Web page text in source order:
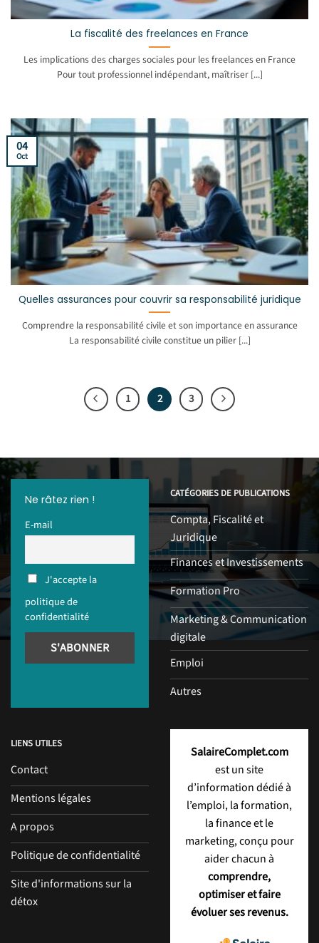
La fiscalité des freelances en France
Les implications des charges sociales pour les freelances en France
Pour tout professionnel indépendant, maîtriser [...]
Quelles assurances pour couvrir sa responsabilité juridique
Comprendre la responsabilité civile et son importance en assurance
La responsabilité civile constitue un pilier [...]
04
Oct
1 2 3
Ne râtez rien !
E-mail
J'accepte la
politique de
confidentialité
CATÉGORIES DE PUBLICATIONS
Compta, Fiscalité et
Juridique
Finances et Investissements
Formation Pro
Marketing & Communication
digitale
Emploi
Autres
LIENS UTILES
Contact
Mentions légales
A propos
Politique de confidentialité
Site d'informations sur la
détox
SalaireComplet.com
est un site
d’information dédié à
l’emploi, la formation,
la finance et le
marketing, conçu pour
aider chacun à
comprendre,
optimiser et faire
évoluer ses revenus.